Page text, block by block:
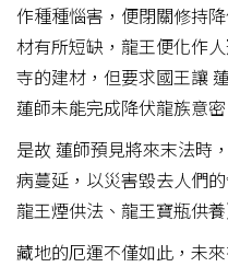
作種種惱害，便閉關修持
材有所短缺，龍王便化作
寺的建材，但要求國王讓
蓮師未能完成降伏龍族意密
是故 蓮師預見將來末法時
病蔓延，以災害毀去人們
龍王煙供法、龍王寶瓶供
藏地的厄運不僅如此，未